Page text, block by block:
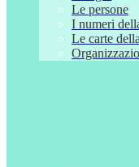
Le persone
I numeri
Le carte